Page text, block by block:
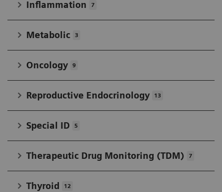
Inflammation 7
Metabolic 3
Oncology 9
Reproductive Endocrinology 13
Special ID 5
Therapeutic Drug Monitoring (TDM) 7
Thyroid 12